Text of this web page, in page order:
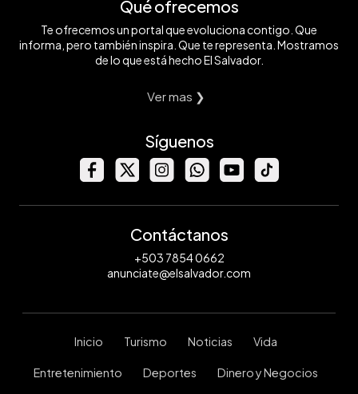
Qué ofrecemos
Te ofrecemos un portal que evoluciona contigo. Que
informa, pero también inspira. Que te representa. Mostramos
de lo que está hecho El Salvador.
Ver mas ❯
Síguenos
Contáctanos
+503 7854 0662
anunciate@elsalvador.com
Inicio Turismo Noticias Vida
Entretenimiento Deportes Dinero y Negocios